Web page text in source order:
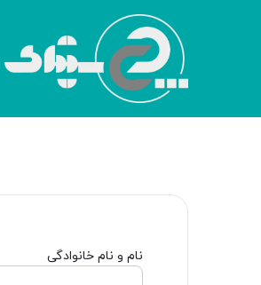
نام و نام خانوادگی